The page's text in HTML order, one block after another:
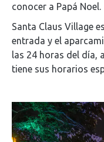
conocer a Papá Noel.
Santa Claus Village
entrada y el
las 24 horas del día,
tiene sus horarios